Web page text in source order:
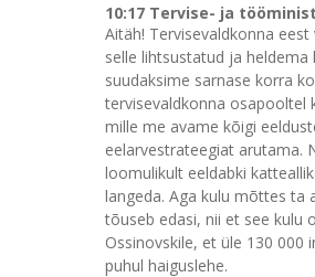
10:17 Tervise- ja
Aitäh! Tervisevaldkonna
selle lihtsustatud ja
suudaksime sarnase korra
tervisevaldkonna osapooltel
mille me avame kõigi
eelarvestrateegiat arutama.
loomulikult eeldabki
langeda. Aga kulu mõttes ta
tõuseb edasi, nii et see kulu
Ossinovskile, et üle 130 000
puhul haiguslehe.